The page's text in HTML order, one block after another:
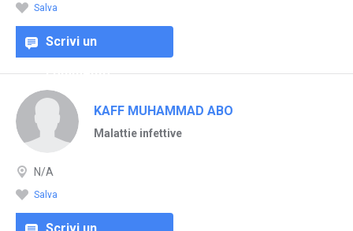
Salva
Scrivi un
commento
KAFF MUHAMMAD ABO
Malattie infettive
N/A
Salva